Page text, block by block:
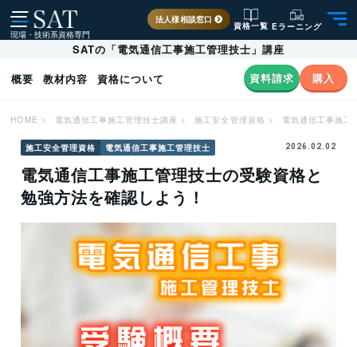
現場・技術系資格専門
法人様相談窓口
資格一覧 Eラーニング
SATの「電気通信工事施工管理技士」講座
概要
教材内容 資格について 資料請求 購入
HOME > 電気通信工事施工管理技士講座 > 施工安全管理資格 > 電気通信工事施工
施工安全管理資格 電気通信工事施工管理技士 2026.02.02
電気通信工事施工管理技士の受験資格と
勉強方法を確認しよう！